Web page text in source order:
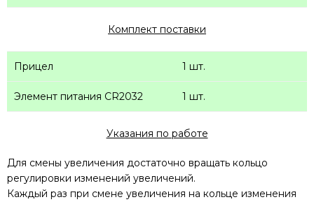
Комплект поставки
Прицел 1 шт.
Элемент питания CR2032 1 шт.
Указания по работе
Для смены увеличения достаточно вращать кольцо
регулировки изменений увеличений.
Каждый раз при смене увеличения на кольце изменения